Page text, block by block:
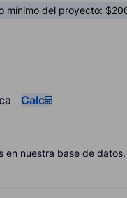
mínimo del proyecto:
Calc
en nuestra base de datos.